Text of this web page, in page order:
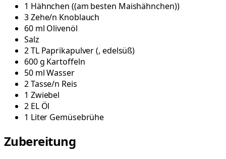
1 Hähnchen ((am besten Maishähnchen))
3Zehe/n Knoblauch
60 ml Olivenöl
Salz
2TL Paprikapulver(, edelsüß)
600g Kartoffeln
50 mlWasser
2Tasse/n Reis
1 Zwiebel
2 EL Öl
1 Liter Gemüsebrühe
Zubereitung